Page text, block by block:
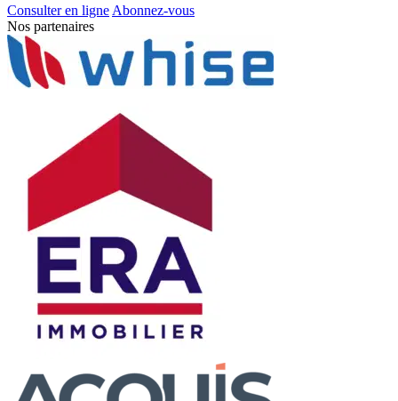
Consulter en ligne Abonnez-vous
Nos partenaires